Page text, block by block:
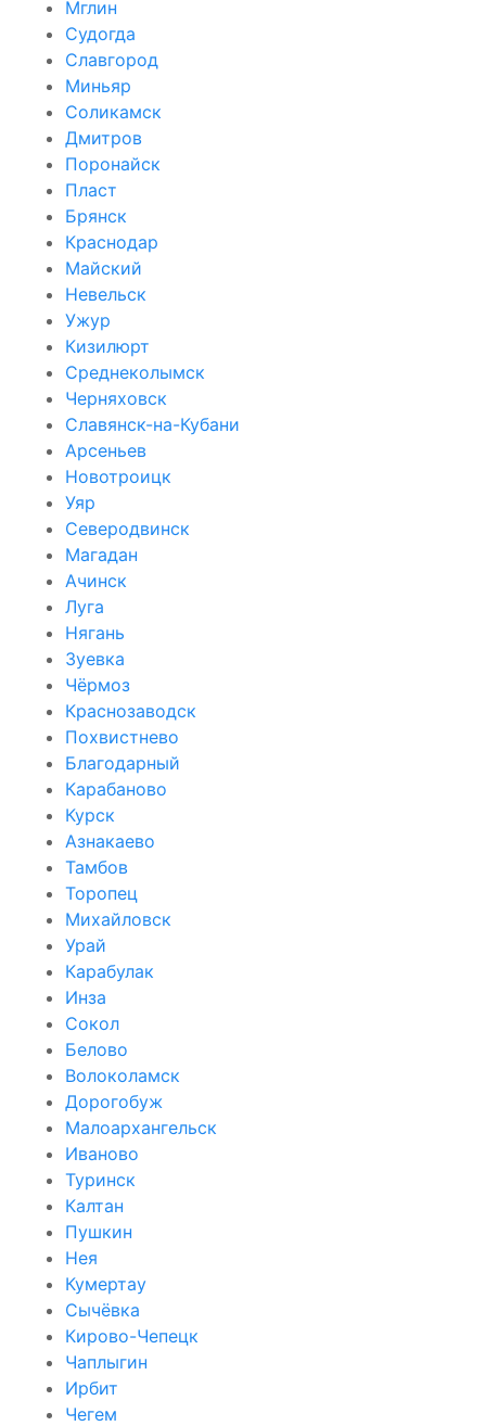
Мглин
Судогда
Славгород
Миньяр
Соликамск
Дмитров
Поронайск
Пласт
Брянск
Краснодар
Майский
Невельск
Ужур
Кизилюрт
Среднеколымск
Черняховск
Славянск-на-Кубани
Арсеньев
Новотроицк
Уяр
Северодвинск
Магадан
Ачинск
Луга
Нягань
Зуевка
Чёрмоз
Краснозаводск
Похвистнево
Благодарный
Карабаново
Курск
Азнакаево
Тамбов
Торопец
Михайловск
Урай
Карабулак
Инза
Сокол
Белово
Волоколамск
Дорогобуж
Малоархангельск
Иваново
Туринск
Калтан
Пушкин
Нея
Кумертау
Сычёвка
Кирово-Чепецк
Чаплыгин
Ирбит
Чегем